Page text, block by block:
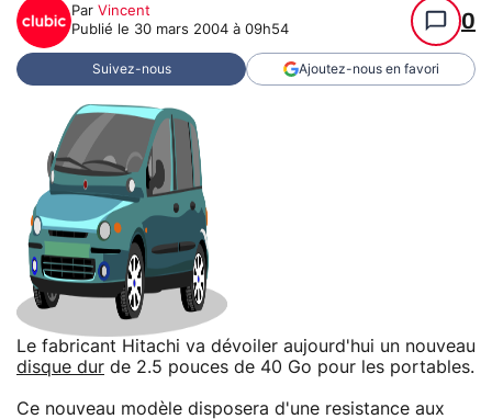
Par Vincent
Publié le 30 mars 2004 à 09h54 0
Suivez-nous Ajoutez-nous en favori
Le fabricant Hitachi va dévoiler aujourd'hui un nouveau
disque dur de 2.5 pouces de 40 Go pour les portables.
Ce nouveau modèle disposera d'une resistance aux